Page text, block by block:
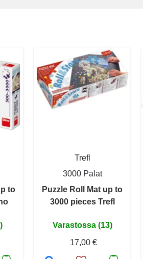
to
Trefl
3000 Palat
Puzzle Roll Mat up to
3000 pieces Trefl
Varastossa (13)
17,00 €